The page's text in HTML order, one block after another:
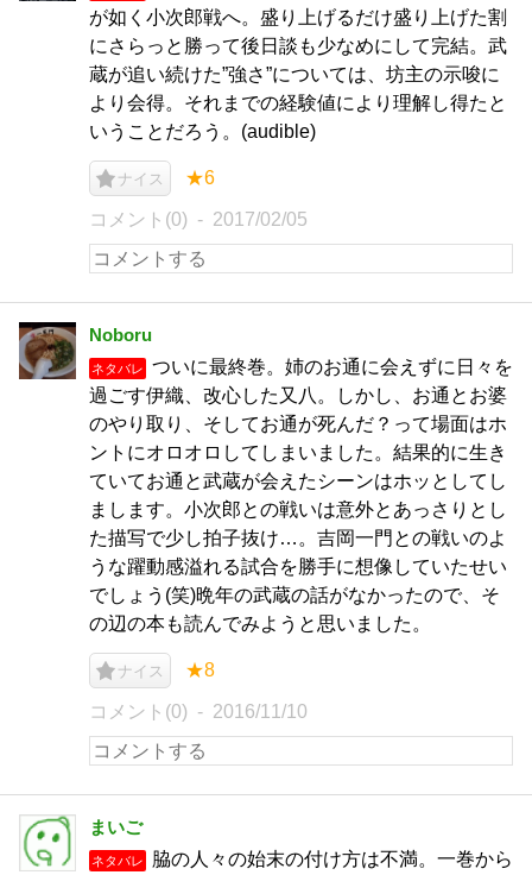
が如く小次郎戦へ。盛り上げるだけ盛り上げた割
にさらっと勝って後日談も少なめにして完結。武
蔵が追い続けた”強さ”については、坊主の示唆に
より会得。それまでの経験値により理解し得たと
いうことだろう。(audible)
ナイス ★6
コメント(0) 2017/02/05
Noboru
ネタバレ
ついに最終巻。姉のお通に会えずに日々を
過ごす伊織、改心した又八。しかし、お通とお婆
のやり取り、そしてお通が死んだ？って場面はホ
ントにオロオロしてしまいました。結果的に生き
ていてお通と武蔵が会えたシーンはホッとしてし
まします。小次郎との戦いは意外とあっさりとし
た描写で少し拍子抜け…。吉岡一門との戦いのよ
うな躍動感溢れる試合を勝手に想像していたせい
でしょう(笑)晩年の武蔵の話がなかったので、そ
の辺の本も読んでみようと思いました。
ナイス ★8
コメント(0) 2016/11/10
まいご
ネタバレ
脇の人々の始末の付け方は不満。一巻から